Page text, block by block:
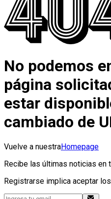
No podemos
página
estar
cambiado de
Vuelve a nuestraHomepage
Recibe las últimas noticias en
Registrarse implica aceptar los